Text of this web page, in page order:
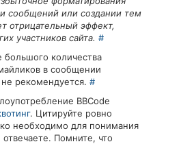
сообщений или создании тем
отрицательный эффект,
участников сайта. #
большого количества
в сообщении
не рекомендуется. #
BBCode
. Цитируйте ровно
необходимо для понимания
отвечаете. Помните, что